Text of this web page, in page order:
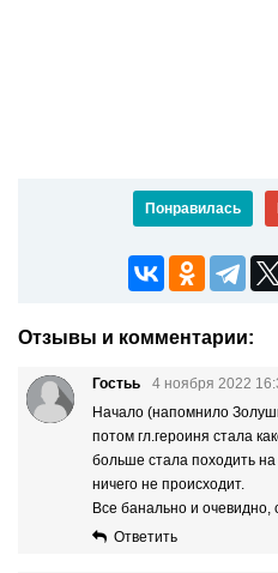
Понравилась
Отзывы и комментарии:
Гостьь
4 ноября 2022
Начало (напомнило
потом гл.героиня стала
больше стала походить
ничего не происходит.
Все банально и очевидно,
Ответить